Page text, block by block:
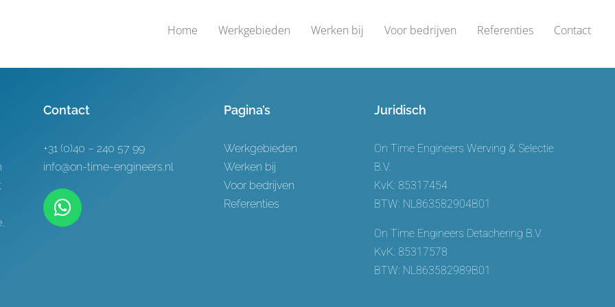
Home Werkgebieden Werken bij Voor bedrijven Referenties Contact
Contact
+31 (0)40 – 240 57 99
info@on-time-engineers.nl
Pagina’s
Werkgebieden
Werken bij
Voor bedrijven
Referenties
Juridisch
On Time Engineers Werving & Selectie
B.V.
KvK: 85317454
BTW: NL863582904B01
On Time Engineers Detachering B.V.
KvK: 85317578
BTW: NL863582989B01